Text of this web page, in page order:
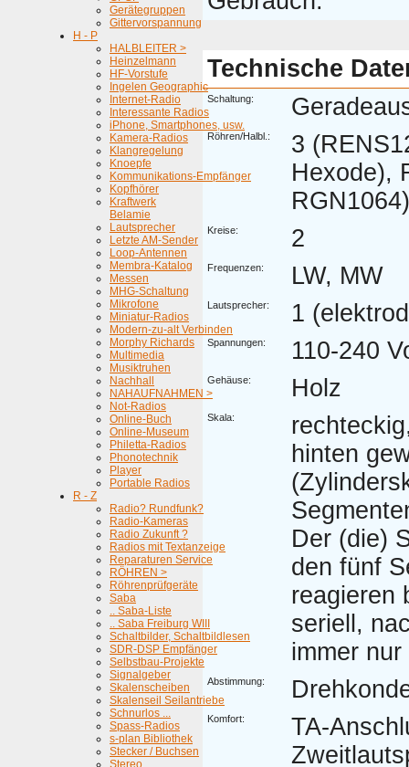
Gerätegruppen
Gittervorspannung
H - P
HALBLEITER >
Heinzelmann
HF-Vorstufe
Ingelen Geographic
Internet-Radio
Interessante Radios
iPhone, Smartphones, usw.
Kamera-Radios
Klangregelung
Knoepfe
Kommunikations-Empfänger
Kopfhörer
Kraftwerk
Belamie
Lautsprecher
Letzte AM-Sender
Loop-Antennen
Membra-Katalog
Messen
MHG-Schaltung
Mikrofone
Miniatur-Radios
Modern-zu-alt Verbinden
Morphy Richards
Multimedia
Musiktruhen
Nachhall
NAHAUFNAHMEN >
Not-Radios
Online-Buch
Online-Museum
Philetta-Radios
Phonotechnik
Player
Portable Radios
R - Z
Radio? Rundfunk?
Radio-Kameras
Radio Zukunft ?
Radios mit Textanzeige
Reparaturen Service
RÖHREN >
Röhrenprüfgeräte
Saba
.. Saba-Liste
.. Saba Freiburg WIII
Schaltbilder, Schaltbildlesen
SDR-DSP Empfänger
Selbstbau-Projekte
Signalgeber
Skalenscheiben
Skalenseil Seilantriebe
Schnurlos ...
Spass-Radios
s-plan Bibliothek
Stecker / Buchsen
Stereo
Technische
Schaltung:
Röhren/Halbl.:
3
Hexode),
RGN1064)
Kreise: 2
Frequenzen: LW, MW
Lautsprecher: 1
Spannungen: 110-240
Gehäuse: Holz
Skala:
hinten
Der (die)
den fünf
reagieren
seriell,
immer
Abstimmung:
Komfort:
TA-